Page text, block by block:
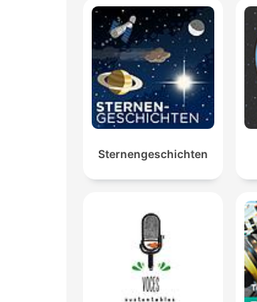
Sternengeschichten